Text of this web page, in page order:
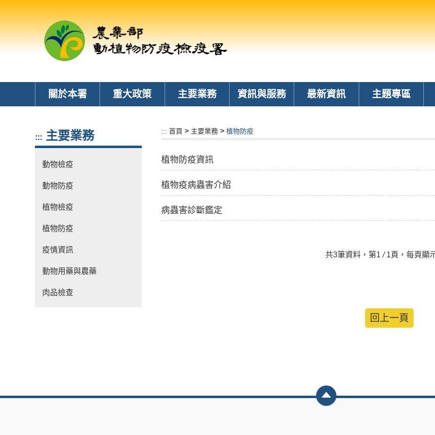
關於本署 重大政策 主要業務 資訊與服務 最新資訊 主題專區
::: 主要業務
動物檢疫
動物防疫
植物檢疫
植物防疫
疫情資訊
動物用藥與農藥
肉品檢查
::: 首頁 > 主要業務 > 植物防疫
植物防疫資訊
植物疫病蟲害介紹
病蟲害診斷鑑定
共3筆資料，第1 /1頁，每頁顯
回上一頁